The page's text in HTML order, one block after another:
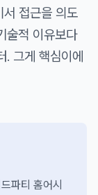
접근을 의도
술적 이유보다
. 그게 핵심이에
파티 홈어시